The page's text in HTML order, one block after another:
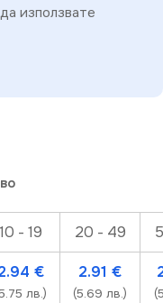
използвате
10 - 19 20 - 49
€
лв.)
2.91 €
(5.69 лв.)